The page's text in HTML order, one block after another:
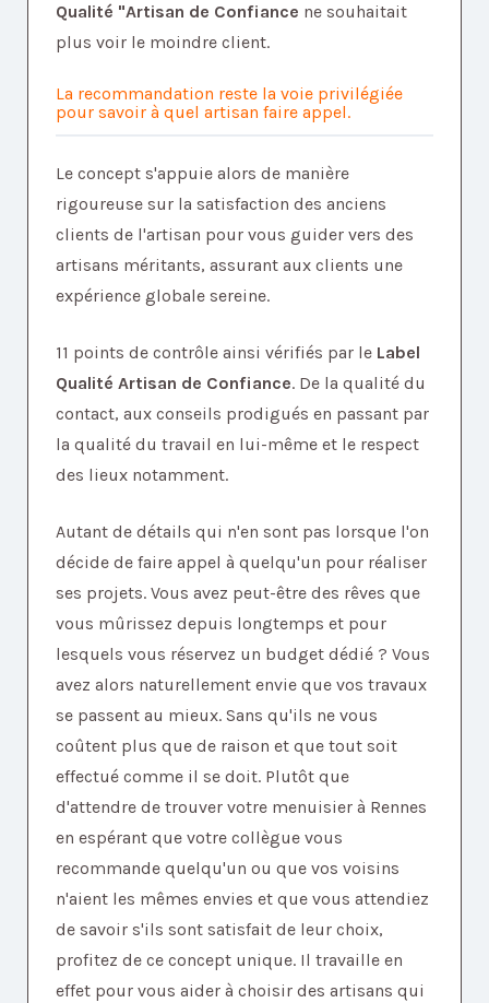
Qualité "Artisan de Confiance ne souhaitait
plus voir le moindre client.
La recommandation reste la voie privilégiée
pour savoir à quel artisan faire appel.
Le concept s'appuie alors de manière
rigoureuse sur la satisfaction des anciens
clients de l'artisan pour vous guider vers des
artisans méritants, assurant aux clients une
expérience globale sereine.
11 points de contrôle ainsi vérifiés par le Label
Qualité Artisan de Confiance. De la qualité du
contact, aux conseils prodigués en passant par
la qualité du travail en lui-même et le respect
des lieux notamment.
Autant de détails qui n'en sont pas lorsque l'on
décide de faire appel à quelqu'un pour réaliser
ses projets. Vous avez peut-être des rêves que
vous mûrissez depuis longtemps et pour
lesquels vous réservez un budget dédié ? Vous
avez alors naturellement envie que vos travaux
se passent au mieux. Sans qu'ils ne vous
coûtent plus que de raison et que tout soit
effectué comme il se doit. Plutôt que
d'attendre de trouver votre menuisier à Rennes
en espérant que votre collègue vous
recommande quelqu'un ou que vos voisins
n'aient les mêmes envies et que vous attendiez
de savoir s'ils sont satisfait de leur choix,
profitez de ce concept unique. Il travaille en
effet pour vous aider à choisir des artisans qui